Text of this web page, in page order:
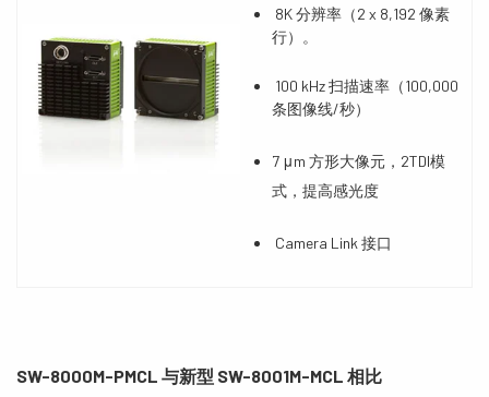
8K 分辨率（2 x 8,192 像素
行）。
100 kHz 扫描速率（100,000
条图像线/秒）
7 μm 方形大像元，2TDI模
式，提高感光度
Camera Link 接口
SW-8000M-PMCL 与新型 SW-8001M-MCL 相比